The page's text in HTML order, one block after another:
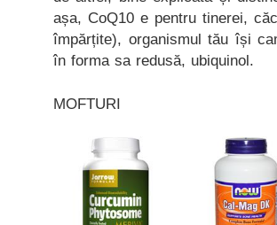
așa, CoQ10 e pentru tinerei,
împărțite), organismul tău își
în forma sa redusă, ubiquinol.
MOFTURI